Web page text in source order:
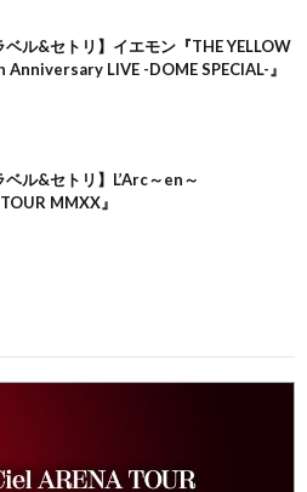
ベル&セトリ】イエモン『THE YELLOW
Anniversary LIVE -DOME SPECIAL-』
ベル&セトリ】L’Arc～en～
MMXX』